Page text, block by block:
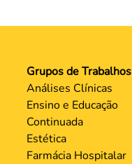
Grupos de Trabalhos
Análises Clínicas
Ensino e Educação
Continuada
Estética
Farmácia Hospitalar